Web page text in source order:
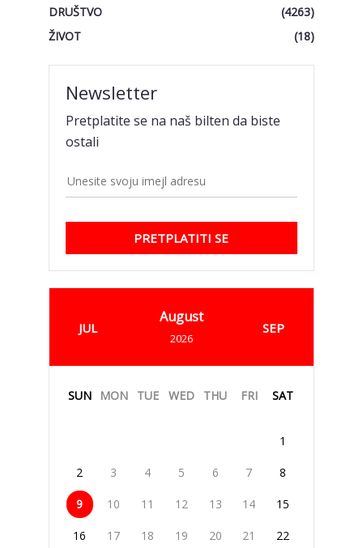
DRUŠTVO
(4263)
ŽIVOT
(18)
Newsletter
Pretplatite se na naš bilten da biste
ostali
PRETPLATITI SE
JUL
August
2026
SEP
SUN MON TUE WED THU FRI SAT
1
2 3 4 5 6 7 8
9 10 11 12 13 14 15
16 17 18 19 20 21 22